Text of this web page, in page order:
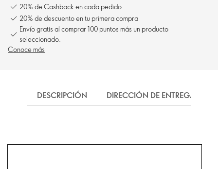
20% de Cashback en cada pedido
20% de descuento en tu primera compra
Envío gratis al comprar 100 puntos más un producto
seleccionado.
Conoce más
DESCRIPCIÓN DIRECCIÓN DE ENTREGA